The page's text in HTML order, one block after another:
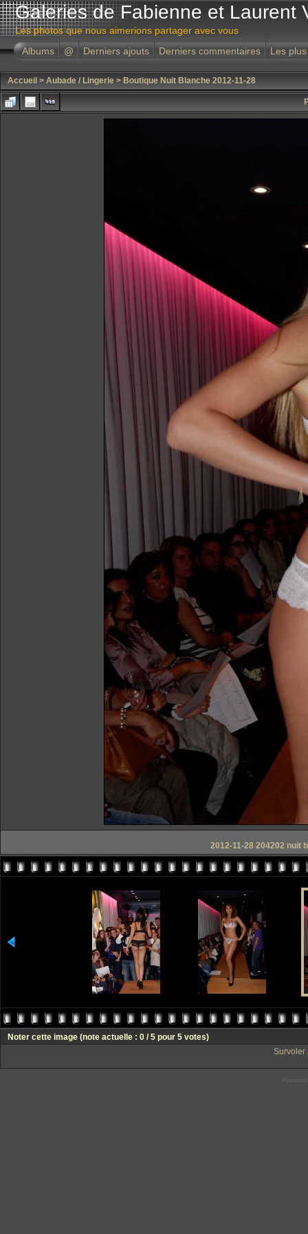
Galeries de Fabienne et Laurent
Les photos que nous aimerions partager avec vous
Albums
@ Derniers ajouts Derniers commentaires Les
Accueil > Aubade / Lingerie > Boutique Nuit Blanche 2012-11-28
2012-11-28 204202 nuit
Noter cette image (note actuelle : 0 / 5 pour 5 votes)
Survoler